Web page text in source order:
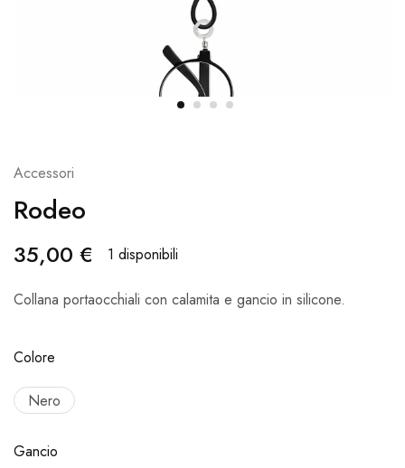
Accessori
Rodeo
35,00 € 1 disponibili
Collana portaocchiali con calamita e gancio in silicone.
Colore
Nero
Gancio